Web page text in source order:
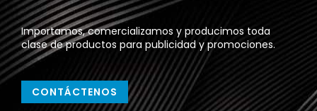
Importamos, comercializamos y producimos toda
clase de productos para publicidad y promociones.
CONTÁCTENOS